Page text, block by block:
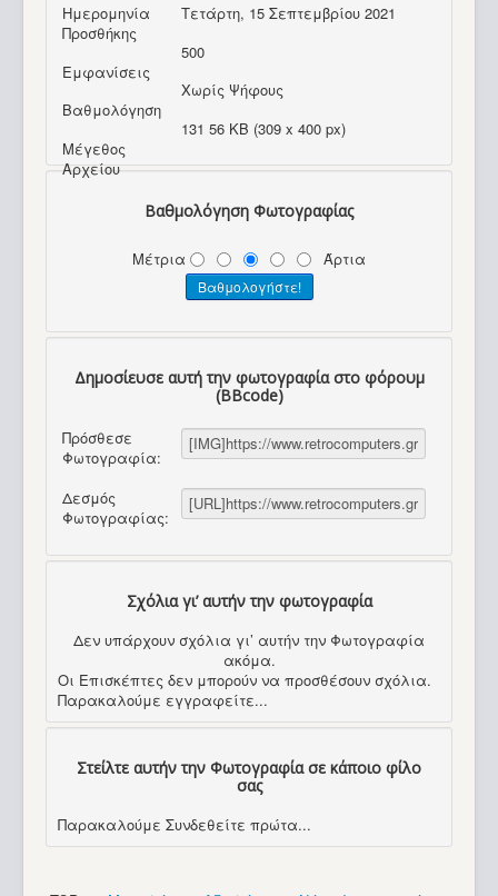
Ημερομηνία
Προσθήκης
Τετάρτη, 15 Σεπτεμβρίου 2021
Εμφανίσεις
500
Βαθμολόγηση
Χωρίς Ψήφους
Μέγεθος
Αρχείου
131 56 KB (309 x 400 px)
Βαθμολόγηση Φωτογραφίας
Μέτρια Άρτια
Δημοσίευσε αυτή την φωτογραφία στο φόρουμ
(BBcode)
Πρόσθεσε
Φωτογραφία:
Δεσμός
Φωτογραφίας:
Σχόλια γι’ αυτήν την φωτογραφία
Δεν υπάρχουν σχόλια γι’ αυτήν την Φωτογραφία
ακόμα.
Οι Επισκέπτες δεν μπορούν να προσθέσουν σχόλια.
Παρακαλούμε εγγραφείτε...
Στείλτε αυτήν την Φωτογραφία σε κάποιο φίλο
σας
Παρακαλούμε Συνδεθείτε πρώτα...